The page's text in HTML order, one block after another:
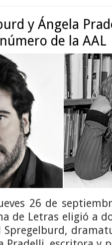
y Ángela
de la AAL
26 de
de Letras eligió a
Spregelburd,